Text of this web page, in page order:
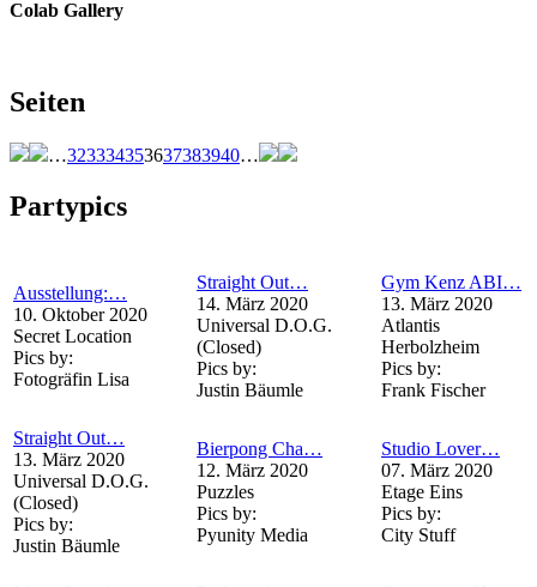
Colab Gallery
Seiten
…323334353637383940…
Partypics
Ausstellung:…
10. Oktober 2020
Secret Location
Pics by:
Fotogräfin Lisa
Straight Out…
14. März 2020
Universal D.O.G.
(Closed)
Pics by:
Justin Bäumle
Gym Kenz ABI…
13. März 2020
Atlantis
Herbolzheim
Pics by:
Frank Fischer
Straight Out…
13. März 2020
Universal D.O.G.
(Closed)
Pics by:
Justin Bäumle
Bierpong Cha…
12. März 2020
Puzzles
Pics by:
Pyunity Media
Studio Lover…
07. März 2020
Etage Eins
Pics by:
City Stuff